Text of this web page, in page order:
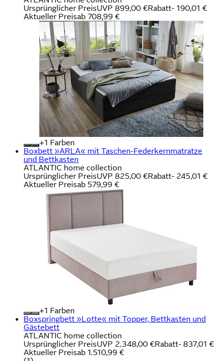
Ursprünglicher PreisUVP 899,00 €Rabatt- 190,01 €
Aktueller Preisab 708,99 €
+
Farben
Boxbett »ARLA« mit Taschen-Federkernmatratze
und Bettkasten
ATLANTIC home collection
Ursprünglicher PreisUVP 825,00 €Rabatt- 245,01 €
Aktueller Preisab 579,99 €
+
Farben
Boxspringbett »Lotte« mit Topper, Bettkasten und
Gästebett
ATLANTIC home collection
Ursprünglicher PreisUVP 2.348,00 €Rabatt- 837,01 €
Aktueller Preisab 1.510,99 €